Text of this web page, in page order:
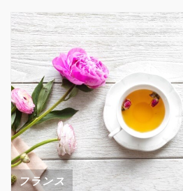
フランス